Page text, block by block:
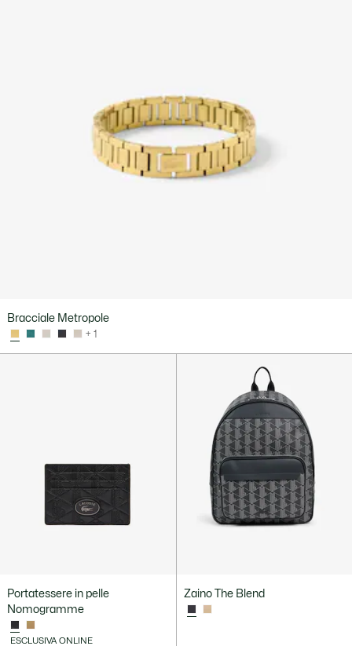
Bracciale Metropole
+ 1
Portatessere in pelle
Nomogramme
ESCLUSIVA ONLINE
Zaino The Blend